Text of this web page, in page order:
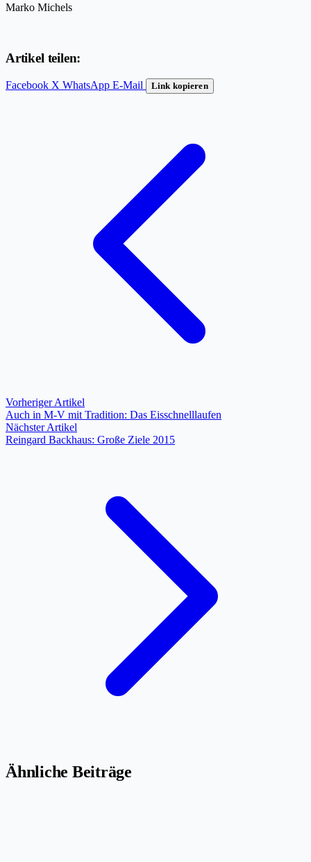
Marko Michels
Artikel teilen:
Facebook X WhatsApp E-Mail Link kopieren
Vorheriger Artikel
Auch in M-V mit Tradition: Das Eisschnelllaufen
Nächster Artikel
Reingard Backhaus: Große Ziele 2015
Ähnliche Beiträge